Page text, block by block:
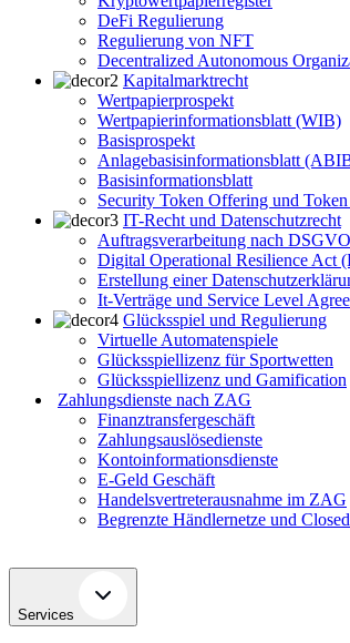
DeFi Regulierung
Regulierung von NFT
Decentralized Autonomous
Kapitalmarktrecht
Wertpapierprospekt
Wertpapierinformationsblatt (WIB)
Basisprospekt
Anlagebasisinformationsblatt
Basisinformationsblatt
Security Token Offering und Token
IT-Recht und Datenschutzrecht
Auftragsverarbeitung nach DSGVO
Digital Operational Resilience Act
Erstellung einer
It-Verträge und Service Level
Glücksspiel und Regulierung
Virtuelle Automatenspiele
Glücksspiellizenz für Sportwetten
Glücksspiellizenz und Gamification
Zahlungsdienste nach ZAG
Finanztransfergeschäft
Zahlungsauslösedienste
Kontoinformationsdienste
E-Geld Geschäft
Handelsvertreterausnahme im ZAG
Begrenzte Händlernetze und
Services